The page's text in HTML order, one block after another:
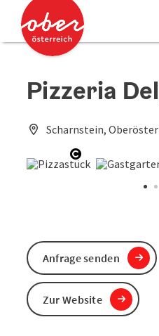
Zum Inhalt
Zum Seitenanfang
Pizzeria
Scharnstein,
Copyright
Anfrage senden
Zur Website